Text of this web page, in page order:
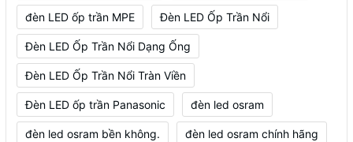
đèn LED ốp trần MPE Đèn LED Ốp Trần Nổi
Đèn LED Ốp Trần Nổi Dạng Ống
Đèn LED Ốp Trần Nổi Tràn Viền
Đèn LED ốp trần Panasonic đèn led osram
đèn led osram bền không. đèn led osram chính hãng